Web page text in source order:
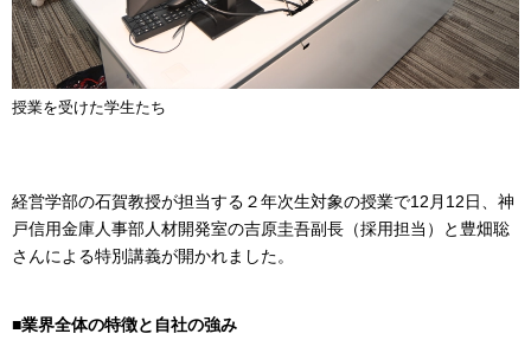
授業を受けた学生たち
経営学部の石賀教授が担当する２年次生対象の授業で12月12日、神
戸信用金庫人事部人材開発室の吉原圭吾副長（採用担当）と豊畑聡
さんによる特別講義が開かれました。
■業界全体の特徴と自社の強み